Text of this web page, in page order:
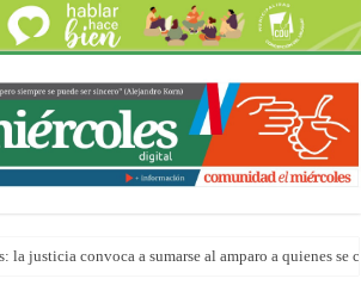
la justicia convoca a sumarse al amparo a quienes se
para agostocon sus días y horarios